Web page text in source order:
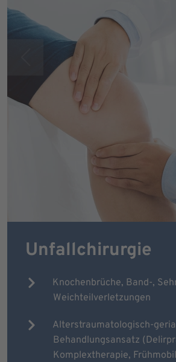
Unfallchirurgie
Knochenbrüche, Band-,
Weichteilverletzungen
Alterstraumatologisch-
Behandlungsansatz
Komplextherapie,